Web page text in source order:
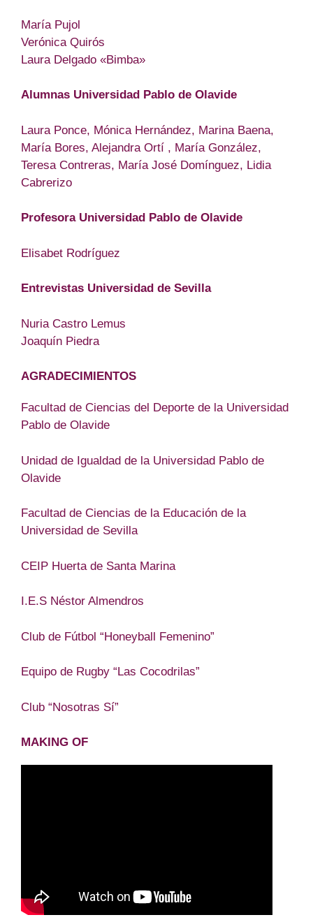
María Pujol
Verónica Quirós
Laura Delgado «Bimba»
Alumnas Universidad Pablo de Olavide
Laura Ponce, Mónica Hernández, Marina Baena,
María Bores, Alejandra Ortí , María González,
Teresa Contreras, María José Domínguez, Lidia
Cabrerizo
Profesora Universidad Pablo de Olavide
Elisabet Rodríguez
Entrevistas Universidad de Sevilla
Nuria Castro Lemus
Joaquín Piedra
AGRADECIMIENTOS
Facultad de Ciencias del Deporte de la Universidad
Pablo de Olavide
Unidad de Igualdad de la Universidad Pablo de
Olavide
Facultad de Ciencias de la Educación de la
Universidad de Sevilla
CEIP Huerta de Santa Marina
I.E.S Néstor Almendros
Club de Fútbol “Honeyball Femenino”
Equipo de Rugby “Las Cocodrilas”
Club “Nosotras Sí”
MAKING OF